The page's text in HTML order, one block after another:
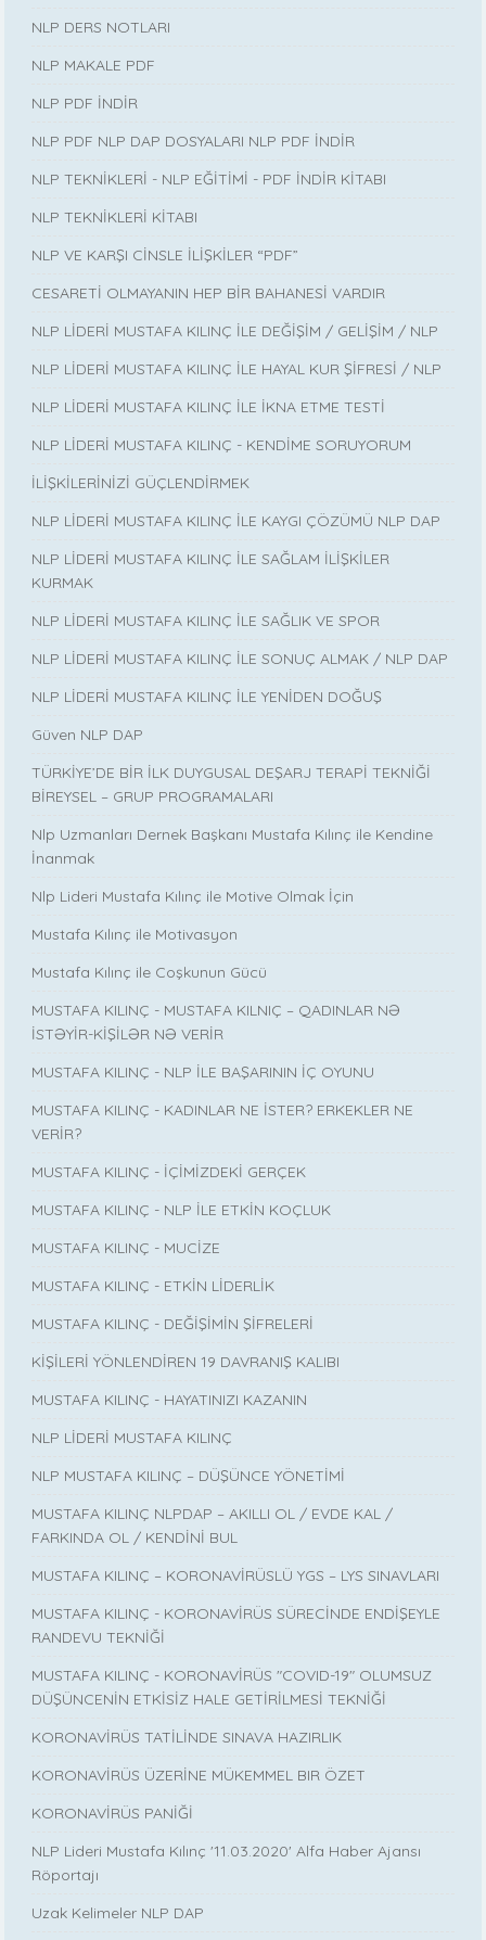
NLP DERS NOTLARI
NLP MAKALE PDF
NLP PDF İNDİR
NLP PDF NLP DAP DOSYALARI NLP PDF İNDİR
NLP TEKNİKLERİ - NLP EĞİTİMİ - PDF İNDİR KİTABI
NLP TEKNİKLERİ KİTABI
NLP VE KARŞI CİNSLE İLİŞKİLER “PDF”
CESARETİ OLMAYANIN HEP BİR BAHANESİ VARDIR
NLP LİDERİ MUSTAFA KILINÇ İLE DEĞİŞİM / GELİŞİM / NLP
NLP LİDERİ MUSTAFA KILINÇ İLE HAYAL KUR ŞİFRESİ / NLP
NLP LİDERİ MUSTAFA KILINÇ İLE İKNA ETME TESTİ
NLP LİDERİ MUSTAFA KILINÇ - KENDİME SORUYORUM
İLİŞKİLERİNİZİ GÜÇLENDİRMEK
NLP LİDERİ MUSTAFA KILINÇ İLE KAYGI ÇÖZÜMÜ NLP DAP
NLP LİDERİ MUSTAFA KILINÇ İLE SAĞLAM İLİŞKİLER
KURMAK
NLP LİDERİ MUSTAFA KILINÇ İLE SAĞLIK VE SPOR
NLP LİDERİ MUSTAFA KILINÇ İLE SONUÇ ALMAK / NLP DAP
NLP LİDERİ MUSTAFA KILINÇ İLE YENİDEN DOĞUŞ
Güven NLP DAP
TÜRKİYE’DE BİR İLK DUYGUSAL DEŞARJ TERAPİ TEKNİĞİ
BİREYSEL – GRUP PROGRAMALARI
Nlp Uzmanları Dernek Başkanı Mustafa Kılınç ile Kendine
İnanmak
Nlp Lideri Mustafa Kılınç ile Motive Olmak İçin
Mustafa Kılınç ile Motivasyon
Mustafa Kılınç ile Coşkunun Gücü
MUSTAFA KILINÇ - MUSTAFA KILNIÇ – QADINLAR NƏ
İSTƏYİR-KİŞİLƏR NƏ VERİR
MUSTAFA KILINÇ - NLP İLE BAŞARININ İÇ OYUNU
MUSTAFA KILINÇ - KADINLAR NE İSTER? ERKEKLER NE
VERİR?
MUSTAFA KILINÇ - İÇİMİZDEKİ GERÇEK
MUSTAFA KILINÇ - NLP İLE ETKİN KOÇLUK
MUSTAFA KILINÇ - MUCİZE
MUSTAFA KILINÇ - ETKİN LİDERLİK
MUSTAFA KILINÇ - DEĞİŞİMİN ŞİFRELERİ
KİŞİLERİ YÖNLENDİREN 19 DAVRANIŞ KALIBI
MUSTAFA KILINÇ - HAYATINIZI KAZANIN
NLP LİDERİ MUSTAFA KILINÇ
NLP MUSTAFA KILINÇ – DÜŞÜNCE YÖNETİMİ
MUSTAFA KILINÇ NLPDAP – AKILLI OL / EVDE KAL /
FARKINDA OL / KENDİNİ BUL
MUSTAFA KILINÇ – KORONAVİRÜSLÜ YGS – LYS SINAVLARI
MUSTAFA KILINÇ - KORONAVİRÜS SÜRECİNDE ENDİŞEYLE
RANDEVU TEKNİĞİ
MUSTAFA KILINÇ - KORONAVİRÜS "COVID-19" OLUMSUZ
DÜŞÜNCENİN ETKİSİZ HALE GETİRİLMESİ TEKNİĞİ
KORONAVİRÜS TATİLİNDE SINAVA HAZIRLIK
KORONAVİRÜS ÜZERİNE MÜKEMMEL BIR ÖZET
KORONAVİRÜS PANİĞİ
NLP Lideri Mustafa Kılınç '11.03.2020' Alfa Haber Ajansı
Röportajı
Uzak Kelimeler NLP DAP